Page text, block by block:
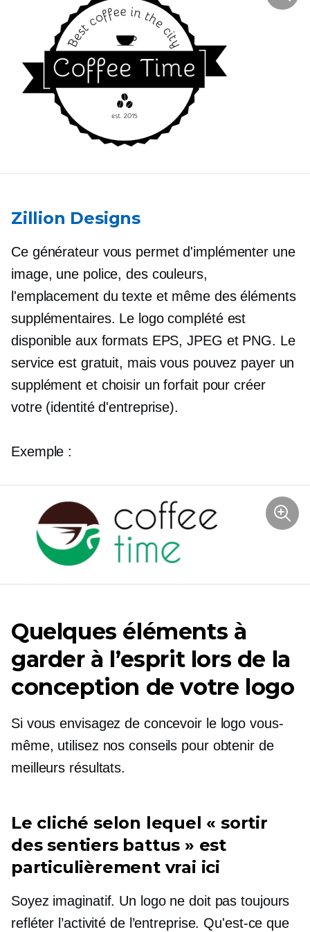
Zillion Designs
Ce générateur vous permet d'implémenter une
image, une police, des couleurs,
l'emplacement du texte et même des éléments
supplémentaires. Le logo complété est
disponible aux formats EPS, JPEG et PNG. Le
service est gratuit, mais vous pouvez payer un
supplément et choisir un forfait pour créer
votre (identité d'entreprise).
Exemple :
Quelques éléments à
garder à l’esprit lors de la
conception de votre logo
Si vous envisagez de concevoir le logo vous-
même, utilisez nos conseils pour obtenir de
meilleurs résultats.
Le cliché selon lequel « sortir
des sentiers battus » est
particulièrement vrai ici
Soyez imaginatif. Un logo ne doit pas toujours
refléter l’activité de l’entreprise. Qu'est-ce que